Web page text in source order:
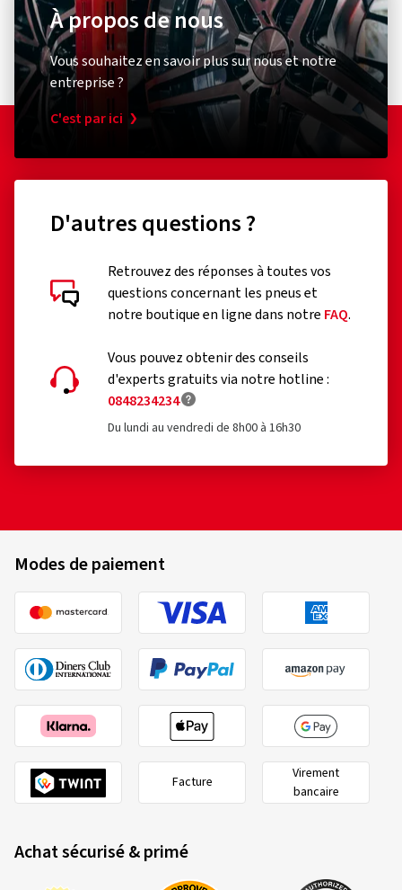
À propos de nous
Vous souhaitez en savoir plus sur nous et notre
entreprise ?
C'est par ici
D'autres questions ?
Retrouvez des réponses à toutes vos
questions concernant les pneus et
notre boutique en ligne dans notre FAQ.
Vous pouvez obtenir des conseils
d'experts gratuits via notre hotline :
0848234234
Du lundi au vendredi de 8h00 à 16h30
Modes de paiement
Facture
Virement
bancaire
Achat sécurisé & primé